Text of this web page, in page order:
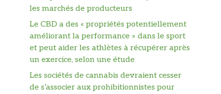
les marchés de producteurs
Le CBD a des « propriétés potentiellement
améliorant la performance » dans le sport
et peut aider les athlètes à récupérer après
un exercice, selon une étude
Les sociétés de cannabis devraient cesser
de s’associer aux prohibitionnistes pour